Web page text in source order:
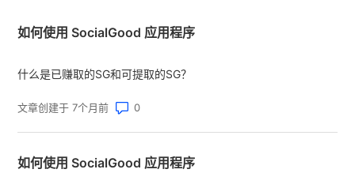
如何使用 SocialGood 应用程序
什么是已赚取的SG和可提取的SG？
文章创建于 7个月前 评论数：0
如何使用 SocialGood 应用程序